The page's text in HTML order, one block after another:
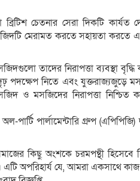
চেতনার সেরা দিকটি কার্যত
মেরামত করতে সহায়তা করতে
তাদের নিরাপত্তা ব্যবস্থা
দৃঢ় পদক্ষেপ নিতে এবং
ও মসজিদের নিরাপত্তা নিশ্চিত
পার্লামেন্টারি গ্রুপ (এপিপিজি)
কিছু অংশকে চরমপন্থী হিসেবে
এটি অপরিহার্য যে, আমরা একসাথে